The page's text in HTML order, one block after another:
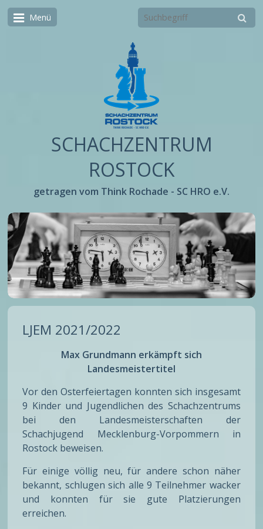
Menü
SCHACHZENTRUM
ROSTOCK
getragen vom Think Rochade - SC HRO e.V.
LJEM 2021/2022
Max Grundmann erkämpft sich
Landesmeistertitel
Vor den Osterfeiertagen konnten sich insgesamt
9 Kinder und Jugendlichen des Schachzentrums
bei den Landesmeisterschaften der
Schachjugend Mecklenburg-Vorpommern in
Rostock beweisen.
Für einige völlig neu, für andere schon näher
bekannt, schlugen sich alle 9 Teilnehmer wacker
und konnten für sie gute Platzierungen
erreichen.